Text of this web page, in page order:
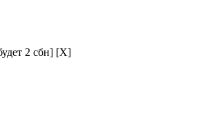
2 сбн] [X]